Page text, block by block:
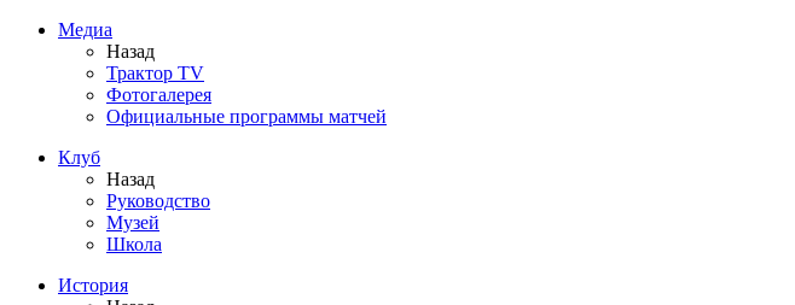
Медиа
Назад
Трактор TV
Фотогалерея
Официальные программы матчей
Клуб
Назад
Руководство
Музей
Школа
История